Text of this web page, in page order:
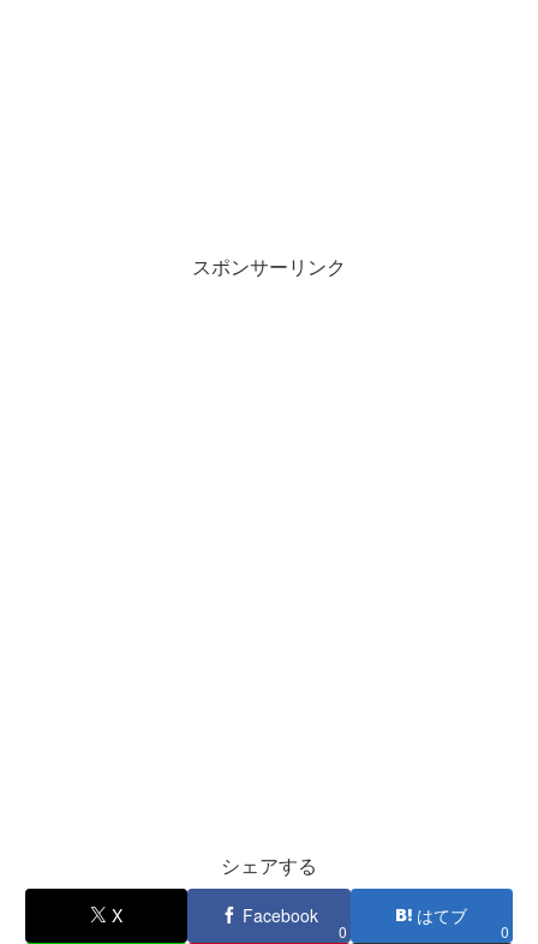
スポンサーリンク
シェアする
X Facebook
0
はてブ
0